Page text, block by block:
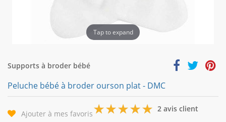
Tap to expand
Supports à broder bébé
Peluche bébé à broder ourson plat - DMC
5
2 avis client
Ajouter à mes favoris